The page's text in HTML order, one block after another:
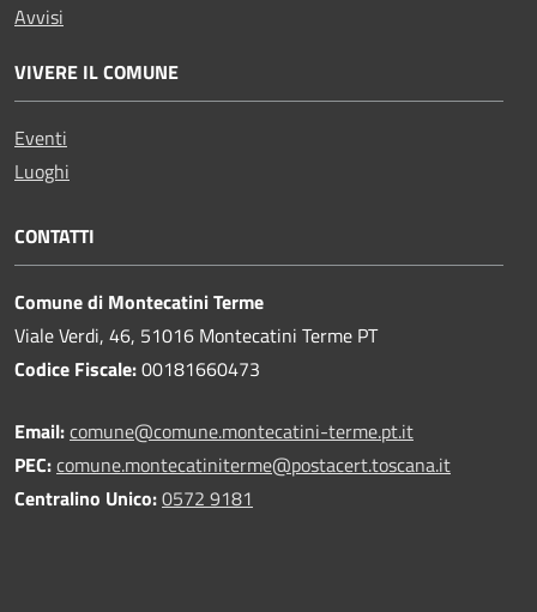
Avvisi
VIVERE IL COMUNE
Eventi
Luoghi
CONTATTI
Comune di Montecatini Terme
Viale Verdi, 46, 51016 Montecatini Terme PT
Codice Fiscale:00181660473
Email:comune@comune.montecatini-terme.pt.it
PEC:comune.montecatiniterme@postacert.toscana.it
Centralino Unico:0572 9181